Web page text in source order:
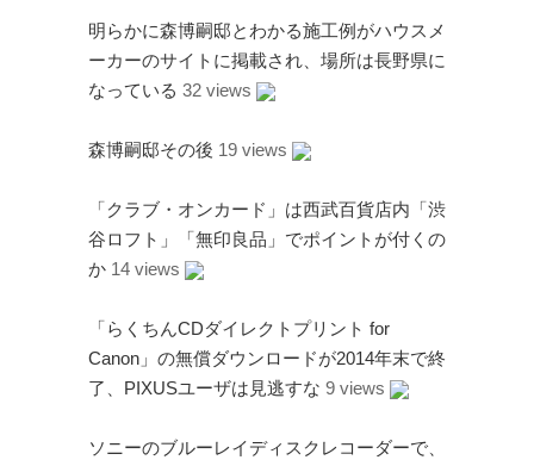
明らかに森博嗣邸とわかる施工例がハウスメ
ーカーのサイトに掲載され、場所は長野県に
なっている 32 views
森博嗣邸その後 19 views
「クラブ・オンカード」は西武百貨店内「渋
谷ロフト」「無印良品」でポイントが付くの
か 14 views
「らくちんCDダイレクトプリント for
Canon」の無償ダウンロードが2014年末で終
了、PIXUSユーザは見逃すな 9 views
ソニーのブルーレイディスクレコーダーで、